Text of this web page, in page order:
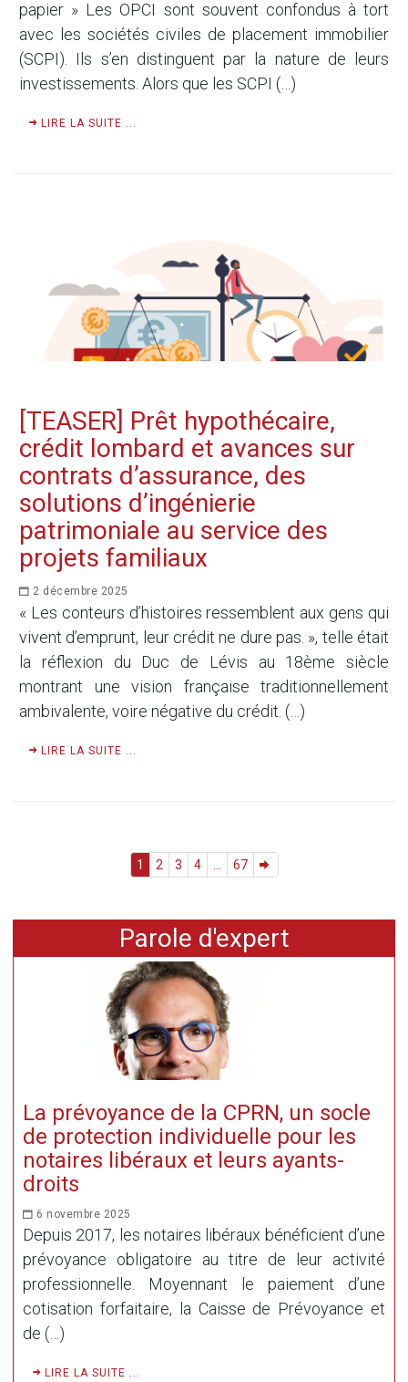
papier » Les OPCI sont souvent confondus à tort
avec les sociétés civiles de placement immobilier
(SCPI). Ils s’en distinguent par la nature de leurs
investissements. Alors que les SCPI (…)
LIRE LA SUITE ...
[TEASER] Prêt hypothécaire,
crédit lombard et avances sur
contrats d’assurance, des
solutions d’ingénierie
patrimoniale au service des
projets familiaux
2 décembre 2025
« Les conteurs d’histoires ressemblent aux gens qui
vivent d’emprunt, leur crédit ne dure pas. », telle était
la réflexion du Duc de Lévis au 18ème siècle
montrant une vision française traditionnellement
ambivalente, voire négative du crédit. (…)
LIRE LA SUITE ...
1 2 3 4 67
Parole d'expert
La prévoyance de la CPRN, un socle
de protection individuelle pour les
notaires libéraux et leurs ayants-
droits
6 novembre 2025
Depuis 2017, les notaires libéraux bénéficient d’une
prévoyance obligatoire au titre de leur activité
professionnelle. Moyennant le paiement d’une
cotisation forfaitaire, la Caisse de Prévoyance et
de (…)
LIRE LA SUITE ...